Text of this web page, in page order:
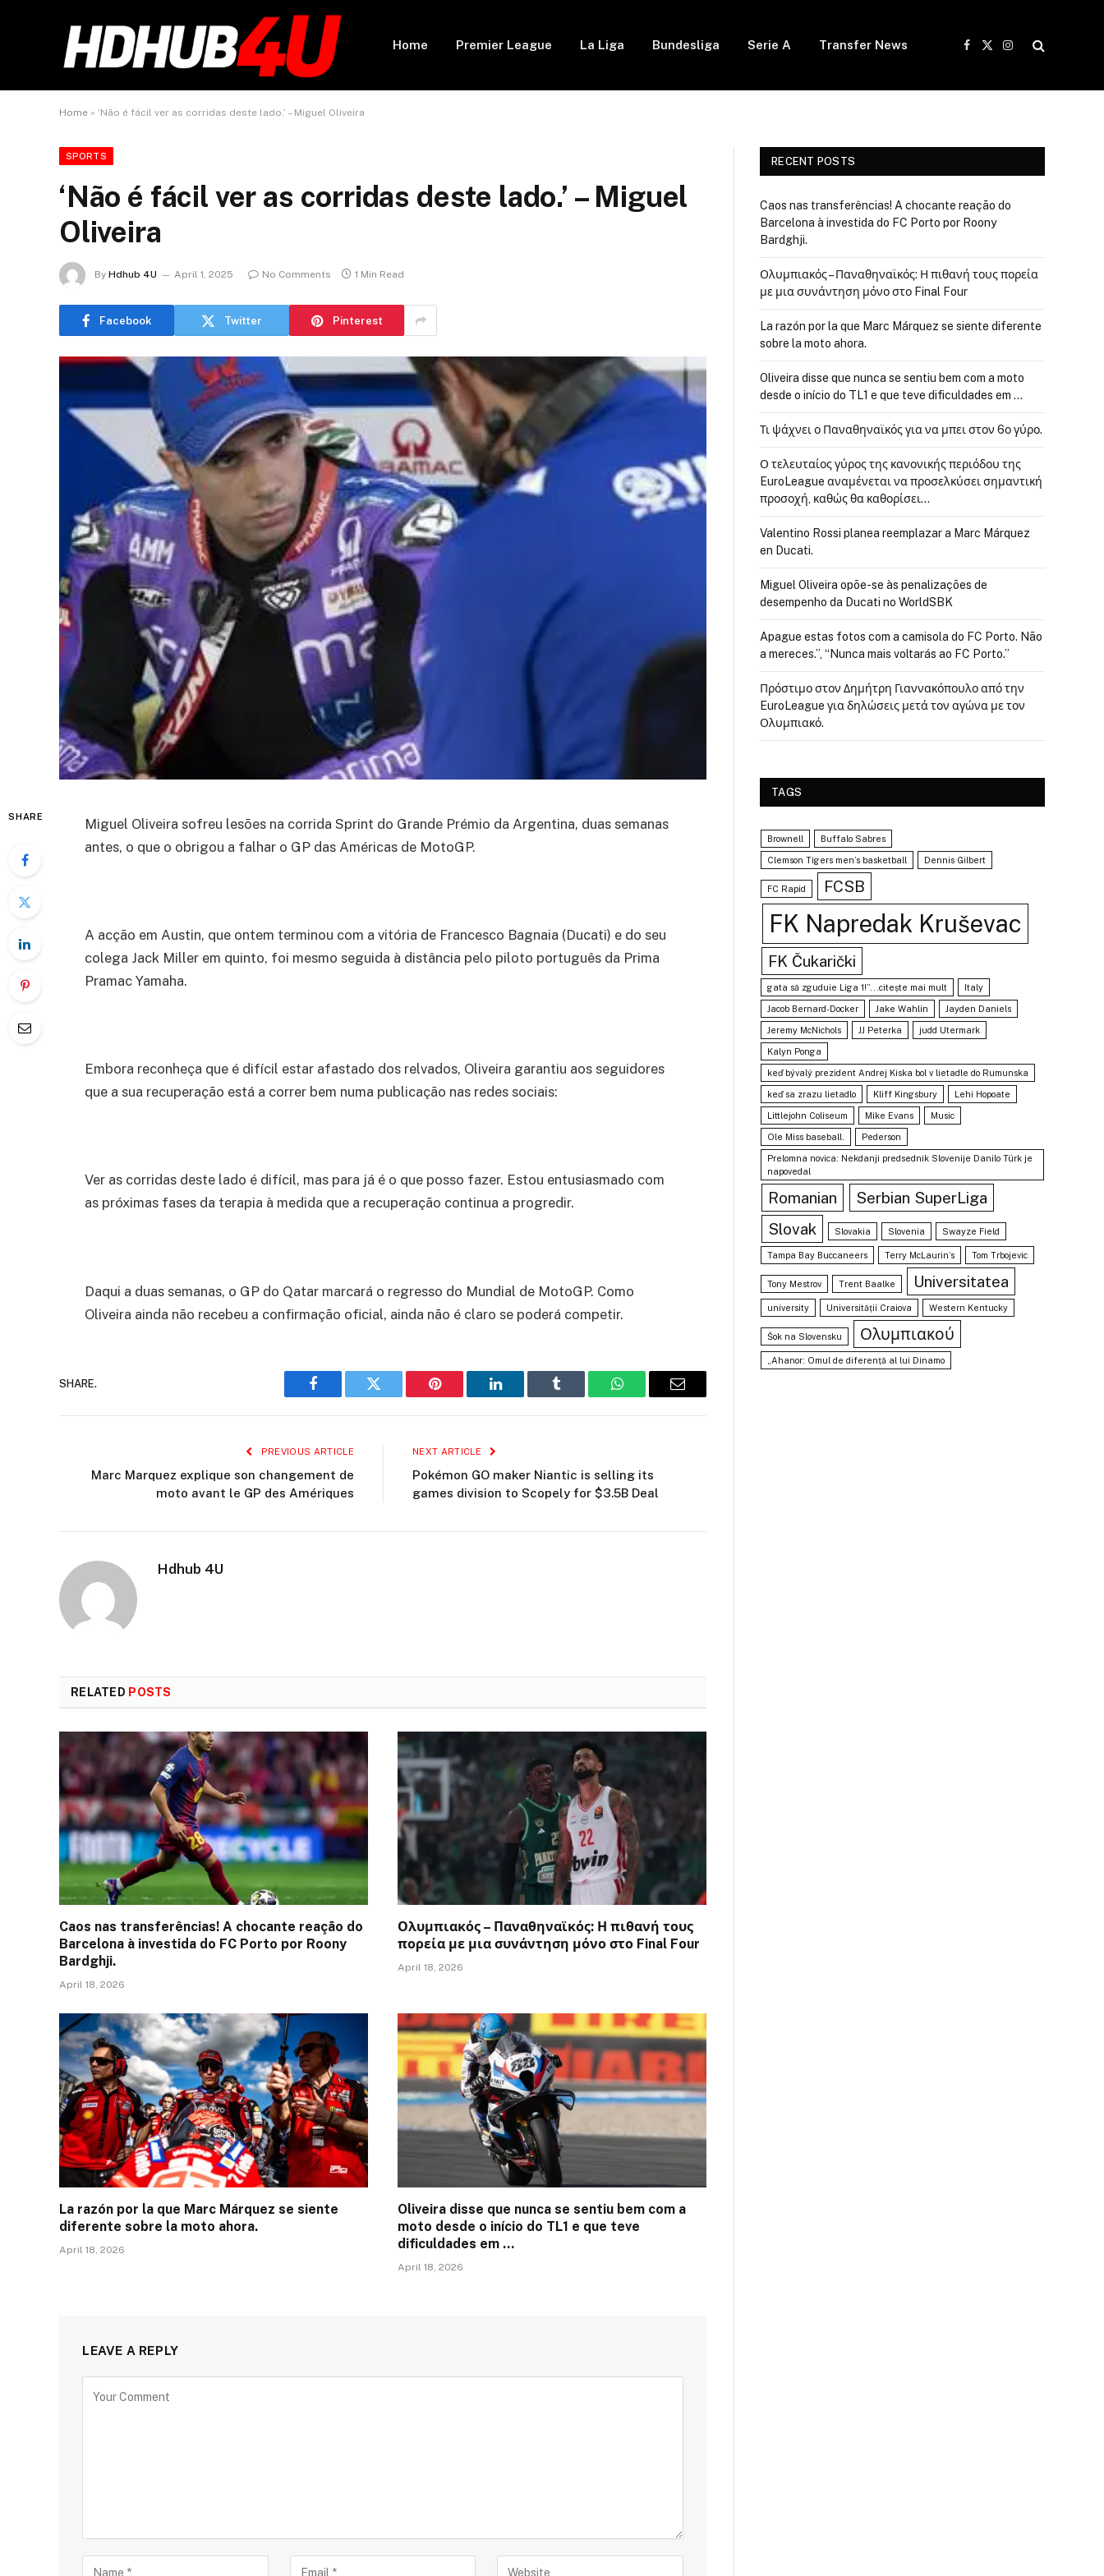
Home Premier League La Liga Bundesliga Serie A Transfer News
Facebook
X
Instagram
Home » ‘Não é fácil ver as corridas deste lado.’ – Miguel Oliveira
SPORTS
‘Não é fácil ver as corridas deste lado.’ – Miguel
Oliveira
By Hdhub 4U April 1, 2025 No Comments 1 Min Read
Facebook Twitter Pinterest
SHARE
Miguel Oliveira sofreu lesões na corrida Sprint do Grande Prémio da Argentina, duas semanas
antes, o que o obrigou a falhar o GP das Américas de MotoGP.
A acção em Austin, que ontem terminou com a vitória de Francesco Bagnaia (Ducati) e do seu
colega Jack Miller em quinto, foi mesmo seguida à distância pelo piloto português da Prima
Pramac Yamaha.
Embora reconheça que é difícil estar afastado dos relvados, Oliveira garantiu aos seguidores
que a sua recuperação está a correr bem numa publicação nas redes sociais:
Ver as corridas deste lado é difícil, mas para já é o que posso fazer. Estou entusiasmado com
as próximas fases da terapia à medida que a recuperação continua a progredir.
Daqui a duas semanas, o GP do Qatar marcará o regresso do Mundial de MotoGP. Como
Oliveira ainda não recebeu a confirmação oficial, ainda não é claro se poderá competir.
SHARE.
Facebook Twitter Pinterest LinkedIn Tumblr WhatsAppEmail
PREVIOUS ARTICLE
Marc Marquez explique son changement de
moto avant le GP des Amériques
NEXT ARTICLE
Pokémon GO maker Niantic is selling its
games division to Scopely for $3.5B Deal
Hdhub 4U
RELATED POSTS
Caos nas transferências! A chocante reação do
Barcelona à investida do FC Porto por Roony
Bardghji.
April 18, 2026
Ολυμπιακός – Παναθηναϊκός: Η πιθανή τους
πορεία με μια συνάντηση μόνο στο Final Four
April 18, 2026
La razón por la que Marc Márquez se siente
diferente sobre la moto ahora.
April 18, 2026
Oliveira disse que nunca se sentiu bem com a
moto desde o início do TL1 e que teve
dificuldades em …
April 18, 2026
LEAVE A REPLY
RECENT POSTS
Caos nas transferências! A chocante reação do
Barcelona à investida do FC Porto por Roony
Bardghji.
Ολυμπιακός – Παναθηναϊκός: Η πιθανή τους πορεία
με μια συνάντηση μόνο στο Final Four
La razón por la que Marc Márquez se siente diferente
sobre la moto ahora.
Oliveira disse que nunca se sentiu bem com a moto
desde o início do TL1 e que teve dificuldades em …
Τι ψάχνει ο Παναθηναϊκός για να μπει στον 6ο γύρο.
Ο τελευταίος γύρος της κανονικής περιόδου της
EuroLeague αναμένεται να προσελκύσει σημαντική
προσοχή, καθώς θα καθορίσει…
Valentino Rossi planea reemplazar a Marc Márquez
en Ducati.
Miguel Oliveira opõe-se às penalizações de
desempenho da Ducati no WorldSBK
Apague estas fotos com a camisola do FC Porto. Não
a mereces.”, “Nunca mais voltarás ao FC Porto.”
Πρόστιμο στον Δημήτρη Γιαννακόπουλο από την
EuroLeague για δηλώσεις μετά τον αγώνα με τον
Ολυμπιακό.
TAGS
Brownell Buffalo Sabres
Clemson Tigers men’s basketball Dennis Gilbert
FC Rapid FCSB
FK Napredak Kruševac
FK Čukarički
gata să zguduie Liga 1!”...citește mai mult Italy
Jacob Bernard-Docker Jake Wahlin Jayden Daniels
Jeremy McNichols JJ Peterka judd Utermark
Kalyn Ponga
keď bývalý prezident Andrej Kiska bol v lietadle do Rumunska
keď sa zrazu lietadlo Kliff Kingsbury Lehi Hopoate
Littlejohn Coliseum Mike Evans Music
Ole Miss baseball. Pederson
Prelomna novica: Nekdanji predsednik Slovenije Danilo Türk je
napovedal
Romanian
Serbian SuperLiga
Slovak
Slovakia Slovenia Swayze Field
Tampa Bay Buccaneers Terry McLaurin’s Tom Trbojevic
Tony Mestrov Trent Baalke Universitatea
university Universității Craiova Western Kentucky
Šok na Slovensku Ολυμπιακού
„Ahanor: Omul de diferență al lui Dinamo